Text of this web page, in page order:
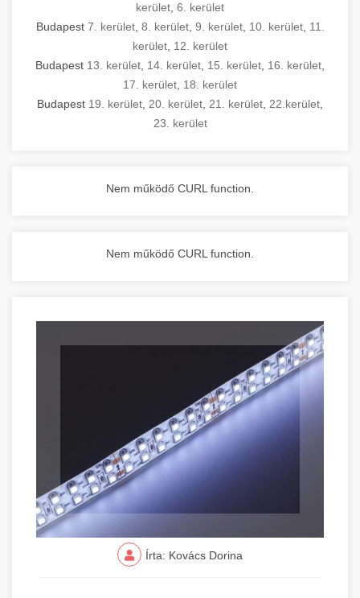
kerület 6. kerület
Budapest 7. kerület, 8. kerület, 9. kerület, 10. kerület, 11.
kerület 12. kerület
Budapest 13. kerület 14. kerület 15. kerület 16. kerület
17. kerület 18. kerület
Budapest 19. kerület 20. kerület 21. kerület 22.kerület
23. kerület
Nem működő CURL function.
Nem működő CURL function.
Írta: Kovács Dorina